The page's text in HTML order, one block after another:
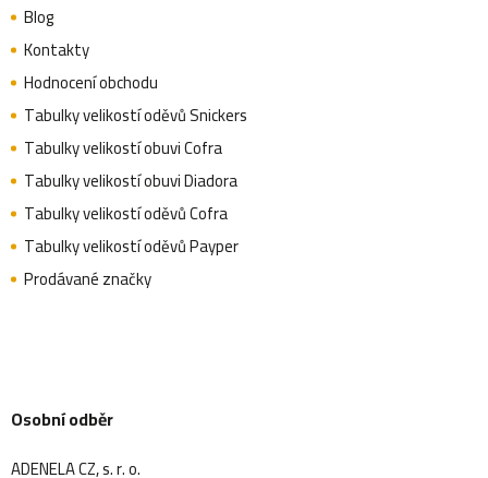
Blog
Kontakty
Hodnocení obchodu
Tabulky velikostí oděvů Snickers
Tabulky velikostí obuvi Cofra
Tabulky velikostí obuvi Diadora
Tabulky velikostí oděvů Cofra
Tabulky velikostí oděvů Payper
Prodávané značky
Osobní odběr
ADENELA CZ, s. r. o.